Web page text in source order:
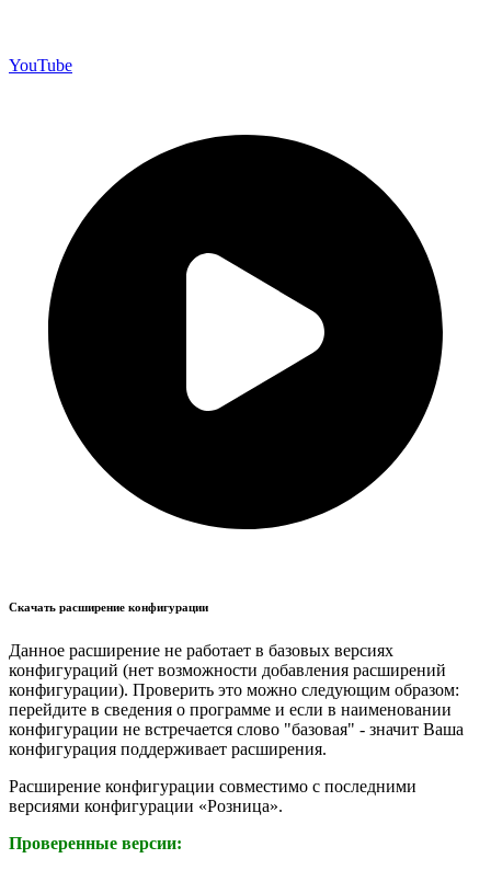
YouTube
Скачать расширение конфигурации
Данное расширение не работает в базовых версиях
конфигураций (нет возможности добавления расширений
конфигурации). Проверить это можно следующим образом:
перейдите в сведения о программе и если в наименовании
конфигурации не встречается слово "базовая" - значит Ваша
конфигурация поддерживает расширения.
Расширение конфигурации совместимо с последними
версиями конфигурации «Розница».
Проверенные версии: